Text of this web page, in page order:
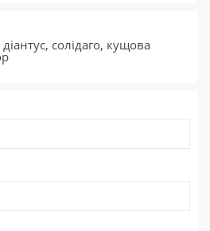
солідаго, кущова